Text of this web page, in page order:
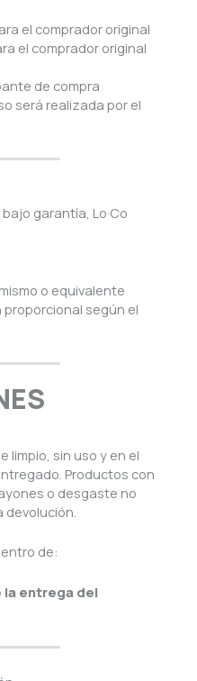
el comprador original
el comprador original
de compra
será realizada por el
garantía, Lo·Co
o equivalente
según el
limpio, sin uso y en el
Productos con
o desgaste no
devolución.
de:
la entrega del